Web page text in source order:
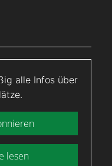
alle Infos über
lesen